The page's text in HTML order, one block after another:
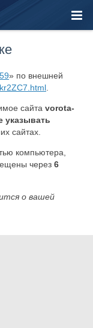
» по внешней
сайта vorota-
указывать
сайтах.
компьютера,
через 6
о вашей